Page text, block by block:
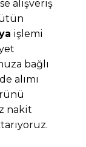
alışveriş
işlemi
bağlı
alımı
nakit